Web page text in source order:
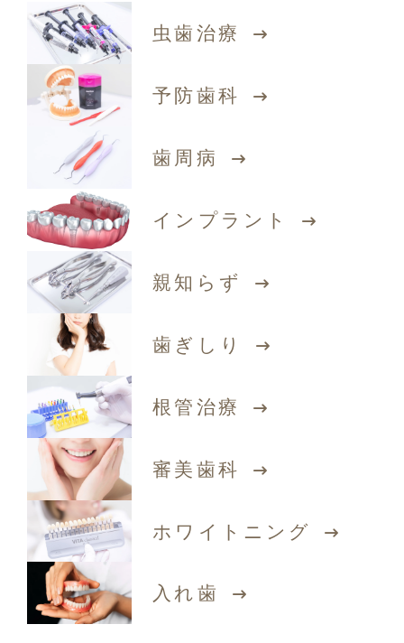
虫歯治療
予防歯科
歯周病
インプラント
親知らず
歯ぎしり
根管治療
審美歯科
ホワイトニング
入れ歯